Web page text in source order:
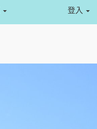
登入